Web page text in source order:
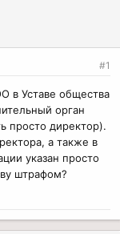
#1
в Уставе общества
орган
просто директор).
а также в
указан просто
штрафом?